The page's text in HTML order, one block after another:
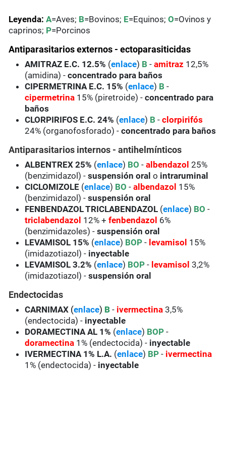
Leyenda: A=Aves; B=Bovinos; E=Equinos;O=Ovinos y
caprinos; P=Porcinos
Antiparasitarios externos - ectoparasiticidas
AMITRAZ E.C. 12.5% (enlace) B -amitraz 12,5%
(amidina) -concentrado para baños
CIPERMETRINA E.C. 15% (enlace) B -
cipermetrina 15% (piretroide) -concentrado para
baños
CLORPIRIFOS E.C. 24% (enlace) B-clorpirifós
24% (organofosforado) -concentrado para baños
Antiparasitarios internos - antihelmínticos
ALBENTREX 25% (enlace) BO-albendazol 25%
(benzimidazol) -suspensión oral o intraruminal
CICLOMIZOLE (enlace) BO-albendazol 15%
(benzimidazol) -suspensión oral
FENBENDAZOL TRICLABENDAZOL (enlace) BO-
triclabendazol 12% +fenbendazol 6%
(benzimidazoles) -suspensión oral
LEVAMISOL 15% (enlace) BOP- levamisol 15%
(imidazotiazol) - inyectable
LEVAMISOL 3.2% (enlace) BOP - levamisol 3,2%
(imidazotiazol) -suspensión oral
Endectocidas
CARNIMAX (enlace) B - ivermectina 3,5%
(endectocida) - inyectable
DORAMECTINA AL 1% (enlace) BOP -
doramectina 1% (endectocida) - inyectable
IVERMECTINA 1% L.A. (enlace) BP - ivermectina
1% (endectocida) - inyectable